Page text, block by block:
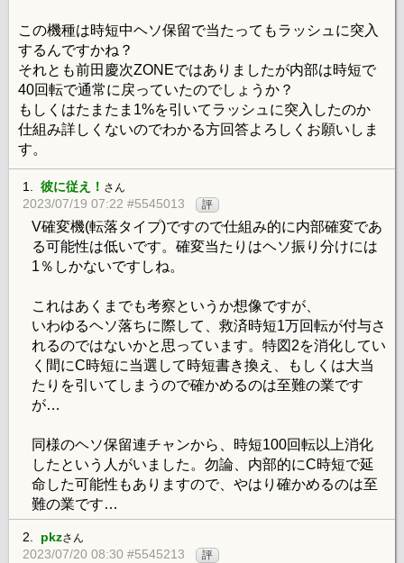
この機種は時短中ヘソ保留で当たってもラッシュに突入
するんですかね？
それとも前田慶次ZONEではありましたが内部は時短で
40回転で通常に戻っていたのでしょうか？
もしくはたまたま1%を引いてラッシュに突入したのか
仕組み詳しくないのでわかる方回答よろしくお願いしま
す。
1. 彼に従え！ さん
2023/07/19 07:22 #5545013 評
V確変機(転落タイプ)ですので仕組み的に内部確変であ
る可能性は低いです。確変当たりはヘソ振り分けには
1％しかないですしね。
これはあくまでも考察というか想像ですが、
いわゆるヘソ落ちに際して、救済時短1万回転が付与さ
れるのではないかと思っています。特図2を消化してい
く間にC時短に当選して時短書き換え、もしくは大当
たりを引いてしまうので確かめるのは至難の業です
が…
同様のヘソ保留連チャンから、時短100回転以上消化
したという人がいました。勿論、内部的にC時短で延
命した可能性もありますので、やはり確かめるのは至
難の業です…
2. pkzさん
2023/07/20 08:30 #5545213 評